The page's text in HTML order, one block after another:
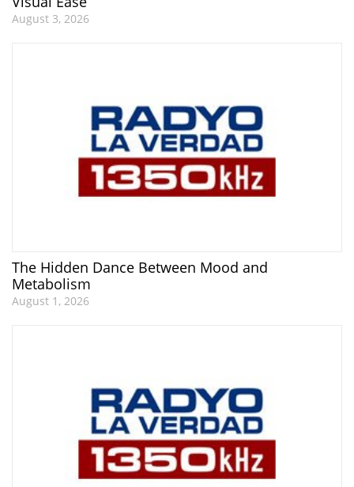
August 3, 2026
The Hidden Dance Between Mood and
Metabolism
August 1, 2026